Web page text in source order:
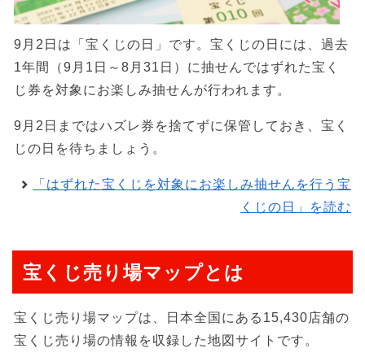
9月2日は「宝くじの日」です。宝くじの日には、過去
1年間（9月1日～8月31日）に抽せんではずれた宝く
じ券を対象にお楽しみ抽せんが行われます。
9月2日まではハズレ券を捨てずに保管しておき、宝く
じの日を待ちましょう。
「はずれた宝くじを対象にお楽しみ抽せんを行う宝
くじの日」を読む
宝くじ売り場マップとは
宝くじ売り場マップは、日本全国にある15,430店舗の
宝くじ売り場の情報を収録した地図サイトです。